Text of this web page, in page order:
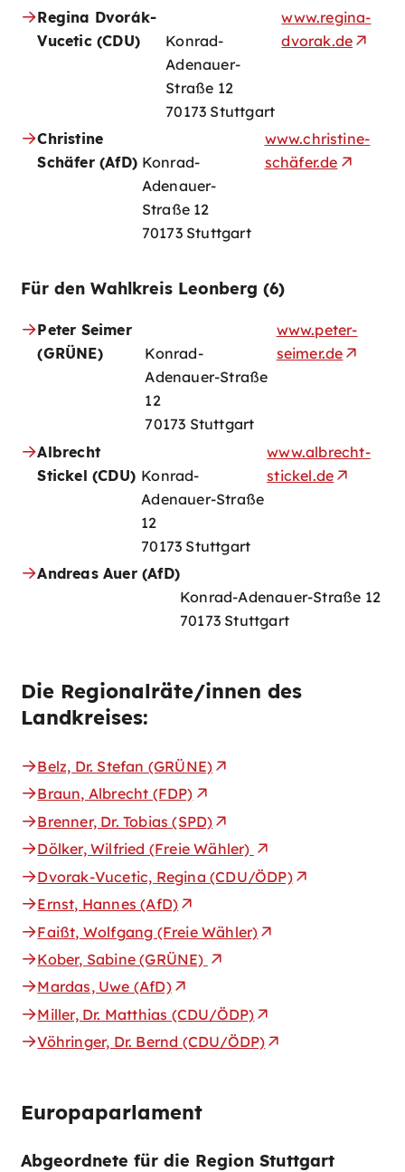
Regina Dvorák-
Vucetic (CDU)
Konrad-
Adenauer-
Straße 12
70173 Stuttgart
www.regina-
dvorak.de
Christine
Schäfer (AfD) Konrad-
Adenauer-
Straße 12
70173 Stuttgart
www.christine-
schäfer.de
Für den Wahlkreis Leonberg (6)
Peter Seimer
(GRÜNE)
Konrad-
Adenauer-Straße
12
70173 Stuttgart
www.peter-
seimer.de
Albrecht
Stickel (CDU) Konrad-
Adenauer-Straße
12
70173 Stuttgart
www.albrecht-
stickel.de
Andreas Auer (AfD)
Konrad-Adenauer-Straße 12
70173 Stuttgart
Die Regionalräte/innen des
Landkreises:
Belz, Dr. Stefan (GRÜNE)
Braun, Albrecht (FDP)
Brenner, Dr. Tobias (SPD)
Dölker, Wilfried (Freie Wähler)
Dvorak-Vucetic, Regina (CDU/ÖDP)
Ernst, Hannes (AfD)
Faißt, Wolfgang (Freie Wähler)
Kober, Sabine (GRÜNE)
Mardas, Uwe (AfD)
Miller, Dr. Matthias (CDU/ÖDP)
Vöhringer, Dr. Bernd (CDU/ÖDP)
Europaparlament
Abgeordnete für die Region Stuttgart